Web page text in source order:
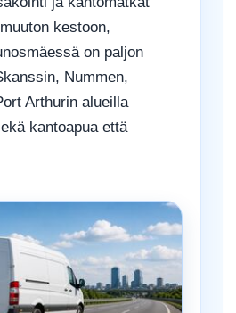
kestoon,
on paljon
Nummen,
Arthurin alueilla
kantoapua että